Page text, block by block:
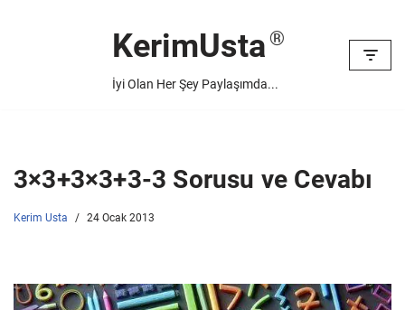
KerimUsta
İyi Olan Her Şey Paylaşımda...
3×3+3×3+3-3 Sorusu ve Cevabı
Kerim Usta 24 Ocak 2013